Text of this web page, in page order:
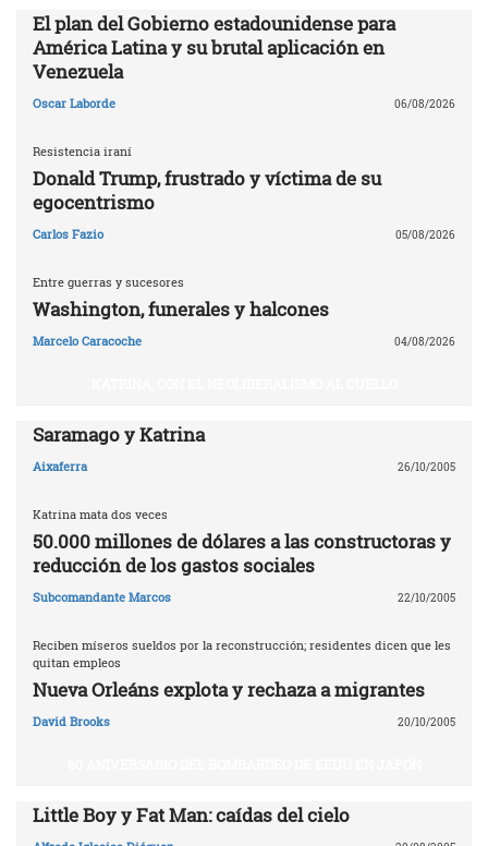
El plan del Gobierno estadounidense para
América Latina y su brutal aplicación en
Venezuela
Oscar Laborde 06/08/2026
Resistencia iraní
Donald Trump, frustrado y víctima de su
egocentrismo
Carlos Fazio 05/08/2026
Entre guerras y sucesores
Washington, funerales y halcones
Marcelo Caracoche 04/08/2026
Saramago y Katrina
Aixaferra 26/10/2005
Katrina mata dos veces
50.000 millones de dólares a las constructoras y
reducción de los gastos sociales
Subcomandante Marcos 22/10/2005
Reciben míseros sueldos por la reconstrucción; residentes dicen que les
quitan empleos
Nueva Orleáns explota y rechaza a migrantes
David Brooks 20/10/2005
Little Boy y Fat Man: caídas del cielo